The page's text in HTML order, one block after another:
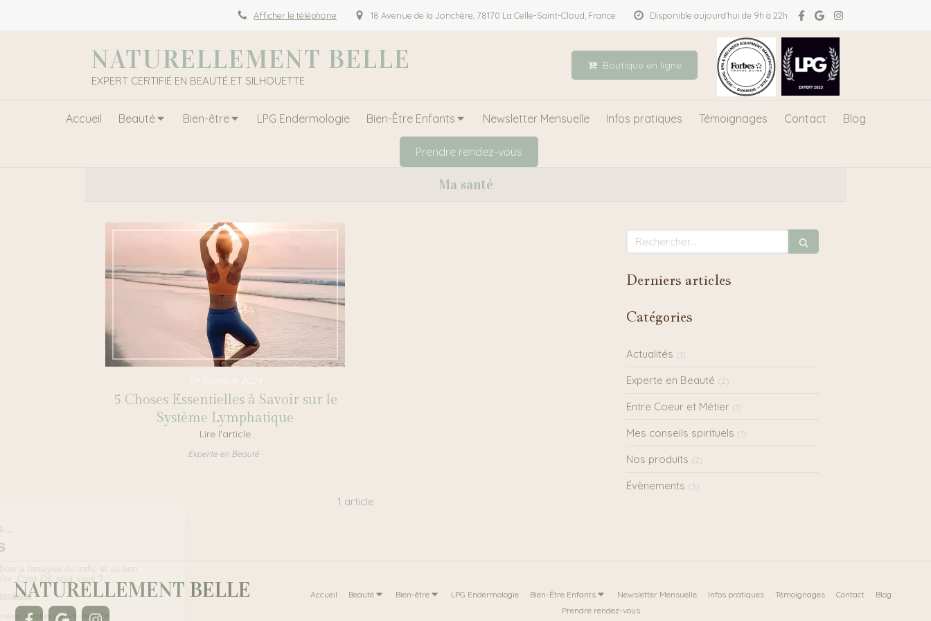
Disponible aujourd'hui de 9h à 22h
18 Avenue de la Jonchère, 78170 La Celle-Saint-Cloud, France
Afficher le téléphone
NATURELLEMENT BELLE Boutique en ligne
EXPERT CERTIFIÉ EN BEAUTÉ ET SILHOUETTE
Accueil Beauté Bien-être LPG Endermologie Bien-Être Enfants Newsletter Mensuelle Infos pratiques Témoignages Contact Blog
Prendre rendez-vous
Ma santé
5 Choses Essentielles à Savoir sur le
Système Lymphatique
Lire l'article
Experte en Beauté
1 article
Rechercher
Derniers articles
Catégories
Actualités (1)
Experte en Beauté (2)
Entre Coeur et Métier (1)
Mes conseils spirituels (1)
Nos produits (2)
Évènements (3)
NATURELLEMENT BELLE Accueil Beauté Bien-être LPG Endermologie Bien-Être Enfants Newsletter Mensuelle Infos pratiques Témoignages Contact
Blog
Prendre rendez-vous